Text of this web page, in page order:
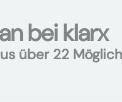
bei klarx
über 22